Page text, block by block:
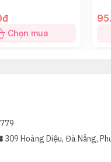
Chọn mua
: 309 Hoàng Diệu, Đà Nẵng,